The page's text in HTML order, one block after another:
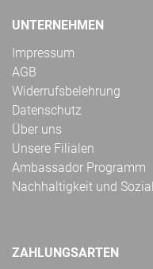
UNTERNEHMEN
Impressum
AGB
Widerrufsbelehrung
Datenschutz
Über uns
Unsere Filialen
Ambassador Programm
Nachhaltigkeit und
ZAHLUNGSARTEN